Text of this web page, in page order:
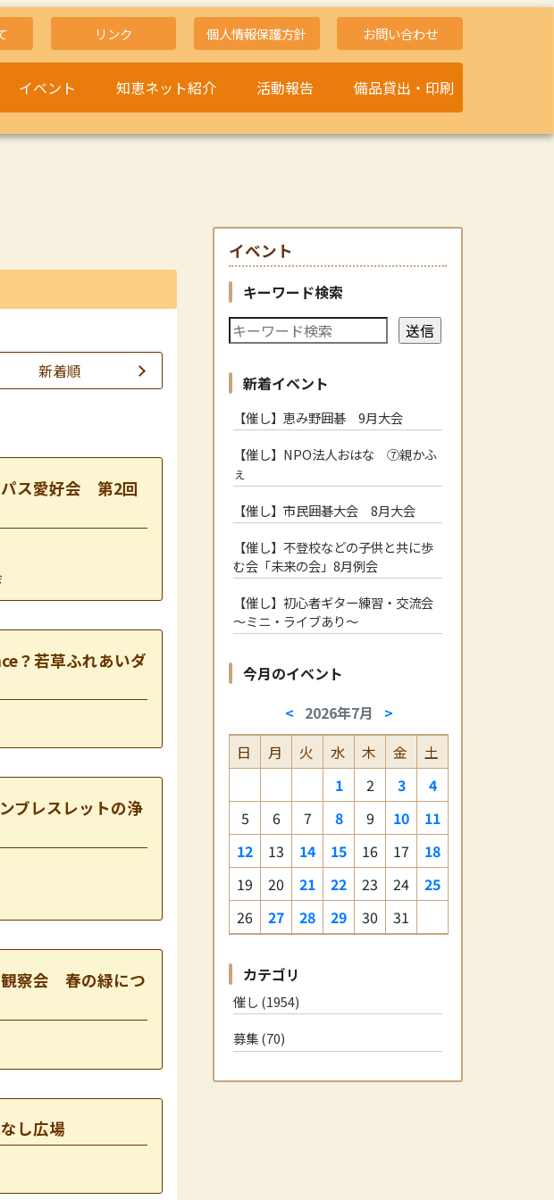
リンク 個人情報保護方針 お問い合わせ
イベント 知恵ネット紹介 活動報告 備品貸出・印刷
新着順
パス愛好会 第2回
？若草ふれあいダ
ブレスレットの浄
観察会 春の緑につ
し広場
イベント
キーワード検索
新着イベント
【催し】恵み野囲碁 9月大会
【催し】NPO法人おはな ⑦親かふ
ぇ
【催し】市民囲碁大会 8月大会
【催し】不登校などの子供と共に歩
む会「未来の会」8月例会
【催し】初心者ギター練習・交流会
～ミニ・ライブあり～
今月のイベント
< 2026年7月 >
日
月 火 水 木 金
土
1
2 3
4
5
6 7 8 9 10
11
12
13 14 15 16 17
18
19
20 21 22 23 24
25
26
27 28 29 30 31
カテゴリ
催し (1954)
募集 (70)